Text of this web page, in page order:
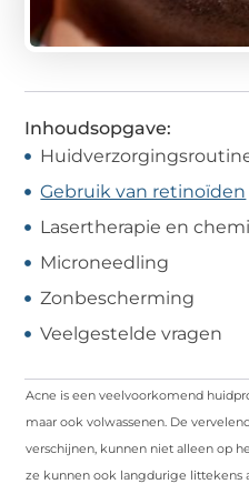
Inhoudsopgave:
Gebruik van retinoïden
Lasertherapie en
Microneedling
Zonbescherming
Veelgestelde vragen
Acne is een veelvoorkomend
maar ook volwassenen. De
verschijnen, kunnen niet alleen op
ze kunnen ook langdurige littekens